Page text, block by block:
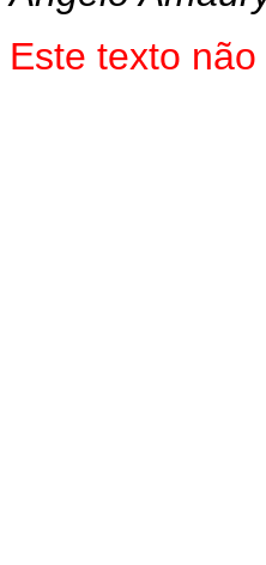
Este texto